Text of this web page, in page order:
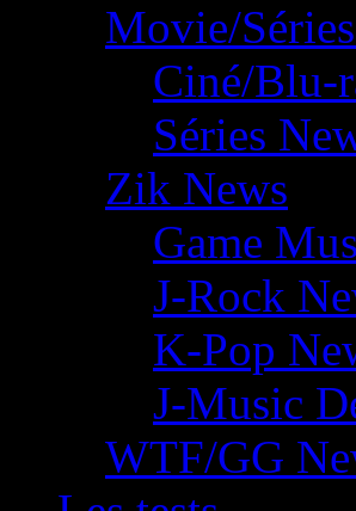
Movie/
Ciné/Blu-
Séries
Zik News
Game
J-Rock
K-Pop
J-Music
WTF/GG